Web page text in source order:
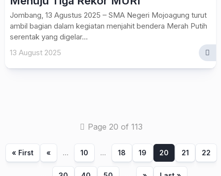
Jombang, 13 Agustus 2025 – SMA Negeri Mojoagung turut
ambil bagian dalam kegiatan menjahit bendera Merah Putih
serentak yang digelar...
13 August 2025
Page 20 of 113
« First « ... 10 ... 18 19 20 21 22